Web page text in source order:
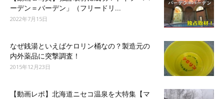
ーデン＝バーデン」（フリードリ...
2022年7月15日
なぜ銭湯といえばケロリン桶なの？製造元の
内外薬品に突撃調査！
2015年12月23日
【動画レポ】北海道ニセコ温泉を大特集【マ